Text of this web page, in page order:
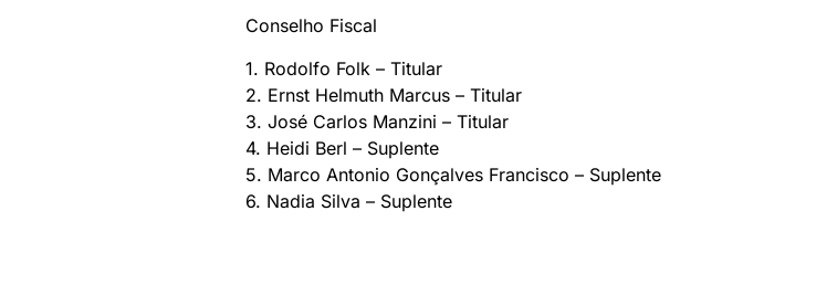
Conselho Fiscal
1. Rodolfo Folk – Titular
2. Ernst Helmuth Marcus – Titular
3. José Carlos Manzini – Titular
4. Heidi Berl – Suplente
5. Marco Antonio Gonçalves Francisco – Suplente
6. Nadia Silva – Suplente